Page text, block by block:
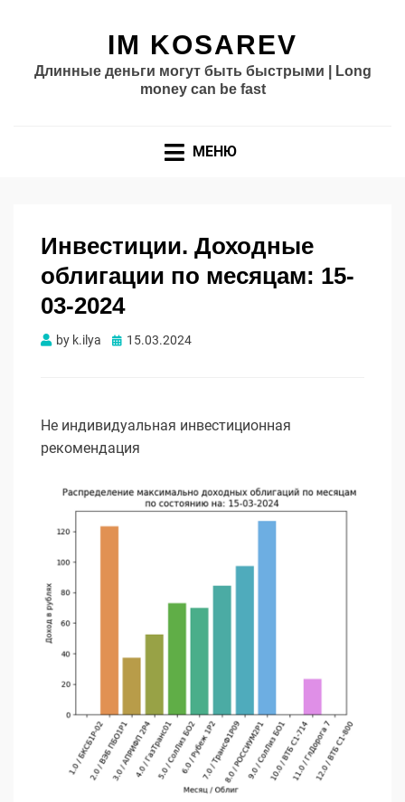
IM KOSAREV
Длинные деньги могут быть быстрыми | Long
money can be fast
МЕНЮ
Инвестиции. Доходные
облигации по месяцам: 15-
03-2024
by k.ilya Опубликовано
15.03.2024
Не индивидуальная инвестиционная
рекомендация